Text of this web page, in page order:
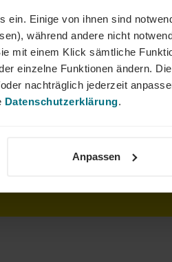
ein. Einige von ihnen sind
während andere nicht
mit einem Klick sämtliche
einzelne Funktionen ändern.
nachträglich jederzeit
Datenschutzerklärung.
Anpassen
Ob im Einsatz bei einem
Traumjob!
Bewerbung inkl.